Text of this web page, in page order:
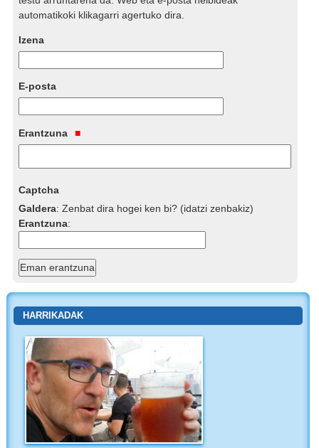
automatikoki klikagarri agertuko dira.
Izena
E-posta
Erantzuna
Captcha
Galdera:Zenbat dira hogei ken bi? (idatzi zenbakiz)
Erantzuna:
HARRIKADAK